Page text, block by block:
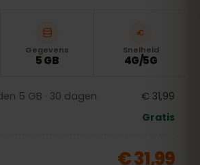
Gegevens
5 GB
Snelheid
4G/5G
5 GB · 30 dagen
€ 31,99
Gratis
€ 31,99